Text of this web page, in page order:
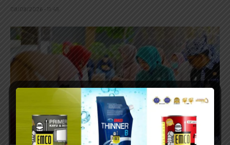
08/08/2026 - 11:45